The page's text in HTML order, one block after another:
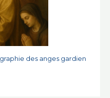
des anges gardien